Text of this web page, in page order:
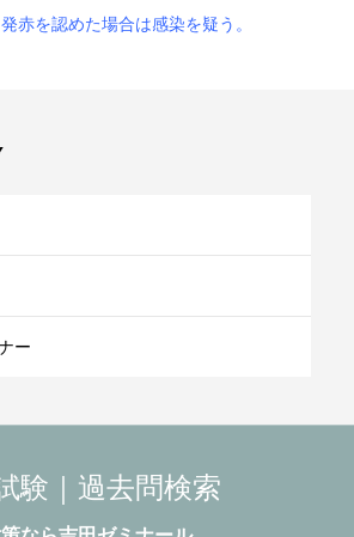
を認めた場合は感染を疑う。
ー
験｜過去問検索